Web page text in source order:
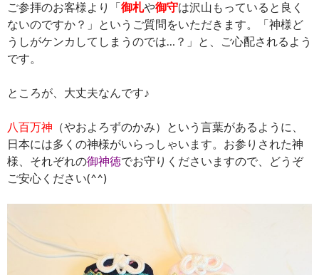
ご参拝のお客様より「御札や御守は沢山もっていると良く
ないのですか？」というご質問をいただきます。「神様ど
うしがケンカしてしまうのでは…？」と、ご心配されるよう
です。
ところが、大丈夫なんです♪
八百万神 （やおよろずのかみ）という言葉があるように、
日本には多くの神様がいらっしゃいます。お参りされた神
様、それぞれの御神徳でお守りくださいますので、どうぞ
ご安心ください(^^)